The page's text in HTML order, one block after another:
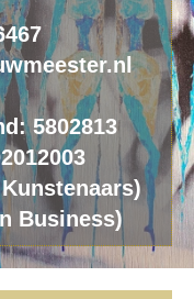
5802813
unstenaars)
Business)